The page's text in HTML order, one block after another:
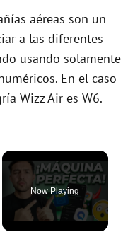
aéreas son un
a las diferentes
usando solamente
En el caso
Wizz Air es W6.
Now Playing